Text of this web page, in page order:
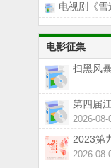
电视剧《
电影征集
扫黑风
第四届
2026-08-
2023第
2026-08-